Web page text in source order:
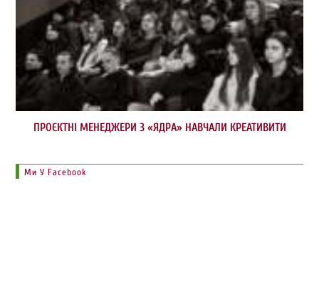
ПРОЄКТНІ МЕНЕДЖЕРИ З «ЯДРА» НАВЧАЛИ КРЕАТИВИТИ
Ми У Facebook